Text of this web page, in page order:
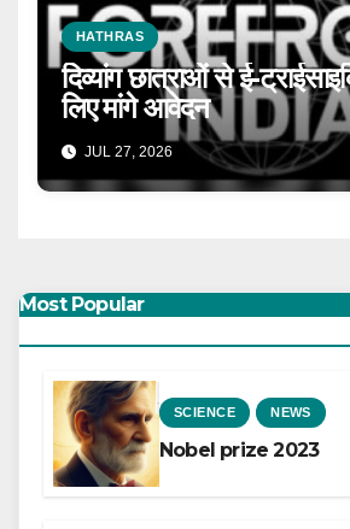
HATHRAS
दिव्यांग छात्राओं से ई-
लिए मांगे आवेदन
JUL 27, 2026
Most Popular
SCIENCE NEWS
Nobel prize 2023